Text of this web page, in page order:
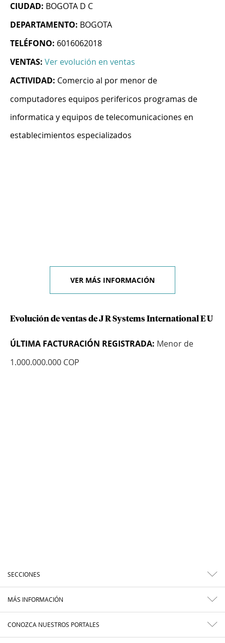
CIUDAD: BOGOTA D C
DEPARTAMENTO: BOGOTA
TELÉFONO: 6016062018
VENTAS: Ver evolución en ventas
ACTIVIDAD: Comercio al por menor de
computadores equipos perifericos programas de
informatica y equipos de telecomunicaciones en
establecimientos especializados
VER MÁS INFORMACIÓN
Evolución de ventas de J R Systems International E U
ÚLTIMA FACTURACIÓN REGISTRADA: Menor de
1.000.000.000 COP
SECCIONES
MÁS INFORMACIÓN
CONOZCA NUESTROS PORTALES